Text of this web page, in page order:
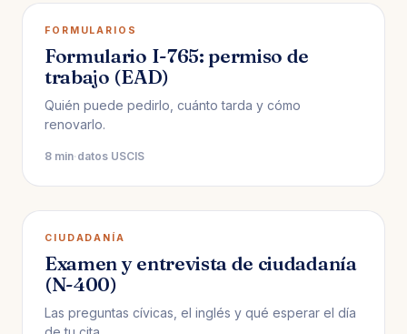
FORMULARIOS
Formulario I-765: permiso de
trabajo (EAD)
Quién puede pedirlo, cuánto tarda y cómo
renovarlo.
8 min· datos USCIS
CIUDADANÍA
Examen y entrevista de ciudadanía
(N-400)
Las preguntas cívicas, el inglés y qué esperar el día